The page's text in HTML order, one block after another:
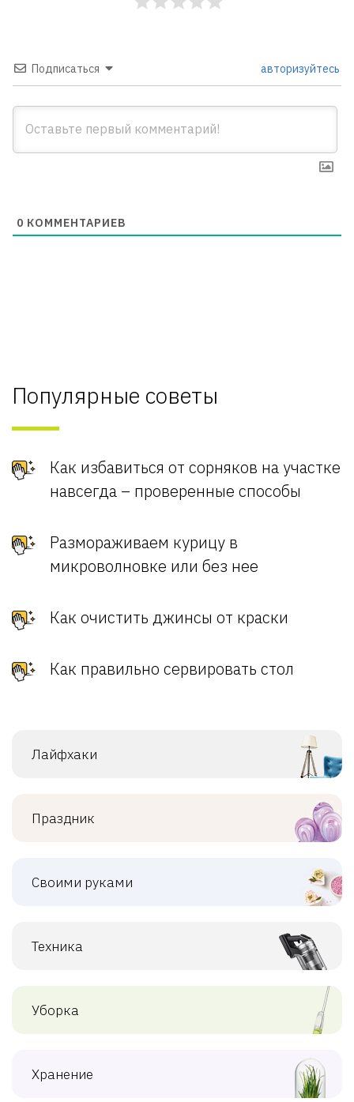
Подписаться авторизуйтесь
0 КОММЕНТАРИЕВ
Популярные советы
Как избавиться от сорняков на участке
навсегда – проверенные способы
Размораживаем курицу в
микроволновке или без нее
Как очистить джинсы от краски
Как правильно сервировать стол
Лайфхаки
Праздник
Своими руками
Техника
Уборка
Хранение